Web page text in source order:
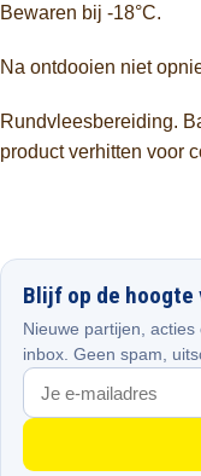
Bewaren bij -18°C.
Na ontdooien niet
Rundvleesbereiding.
product verhitten voor
Blijf op de hoogte
Nieuwe partijen,
inbox. Geen spam,